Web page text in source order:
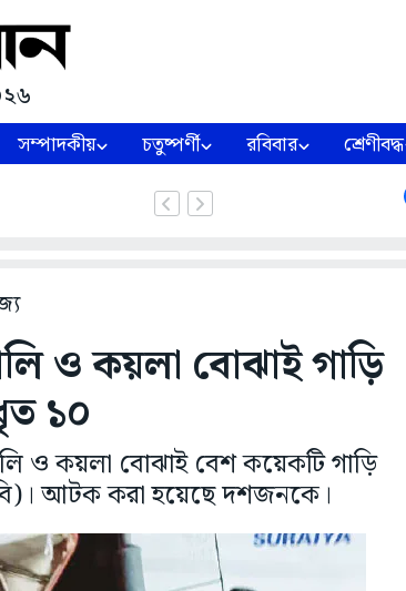
সম্পাদকীয় চতুষ্পর্ণী রবিবার শ্রেণীবদ্ধ
ও কয়লা বোঝাই গাড়ি
১০
ও কয়লা বোঝাই বেশ কয়েকটি গাড়ি
আটক করা হয়েছে দশজনকে।